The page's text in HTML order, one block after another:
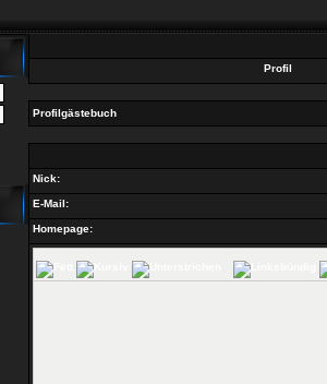
Profil
Profilgästebuch
Nick:
E-Mail:
Homepage: